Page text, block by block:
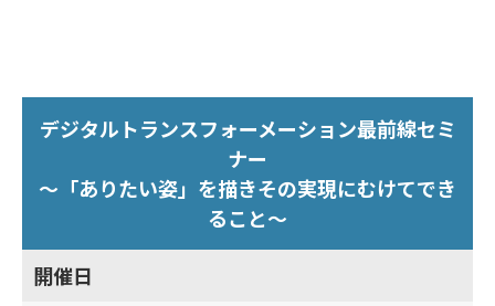
デジタルトランスフォーメーション最前線セミ
ナー
～「ありたい姿」を描きその実現にむけてでき
ること～
開催日